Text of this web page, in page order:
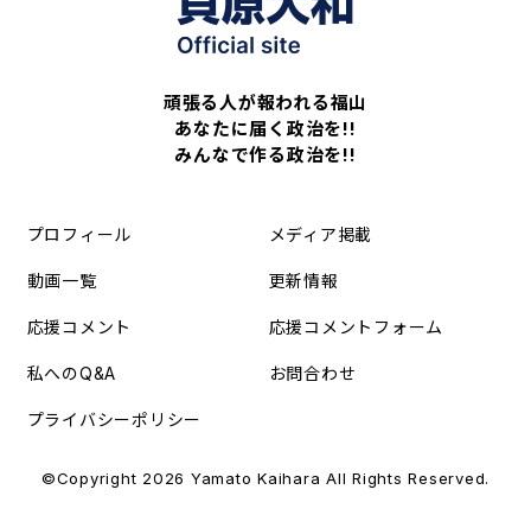
頑張る人が報われる福山
あなたに届く政治を!!
みんなで作る政治を!!
プロフィール メディア掲載
動画一覧 更新情報
応援コメント 応援コメントフォーム
私へのQ&A お問合わせ
プライバシーポリシー
©Copyright 2026 Yamato Kaihara All Rights Reserved.